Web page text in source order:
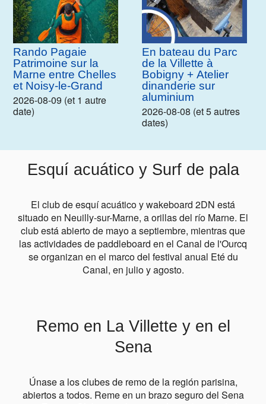
Rando Pagaie
Patrimoine sur la
Marne entre Chelles
et Noisy-le-Grand
2026-08-09 (et 1 autre
date)
En bateau du Parc
de la Villette à
Bobigny + Atelier
dinanderie sur
aluminium
2026-08-08 (et 5 autres
dates)
Esquí acuático y Surf de pala
El club de esquí acuático y wakeboard 2DN está
situado en Neuilly-sur-Marne, a orillas del río Marne. El
club está abierto de mayo a septiembre, mientras que
las actividades de paddleboard en el Canal de l'Ourcq
se organizan en el marco del festival anual Eté du
Canal, en julio y agosto.
Remo en La Villette y en el
Sena
Únase a los clubes de remo de la región parisina,
abiertos a todos. Reme en un brazo seguro del Sena